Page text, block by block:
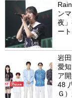
ン
夜
ー
岩
愛
ア
48
Ｇ